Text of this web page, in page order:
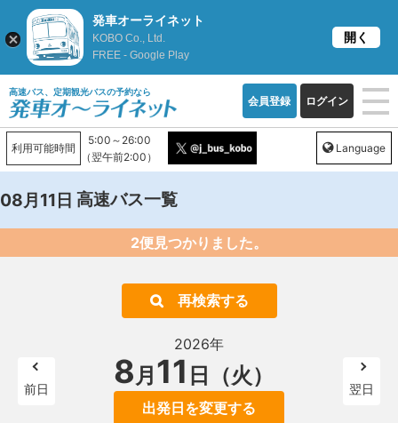
高速バス、定期観光バスの予約なら
会員登録 ログイン
利用可能時間
5:00～26:00
（翌午前2:00）
Language
08月11日 高速バス一覧
2便見つかりました。
再検索する
前日
2026年
8月 11 日（火）
出発日を変更する
翌日
発車オーライネット
KOBO Co., Ltd.
FREE - Google Play
開く